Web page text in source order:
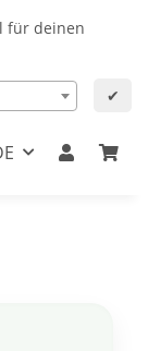
für deinen
✔